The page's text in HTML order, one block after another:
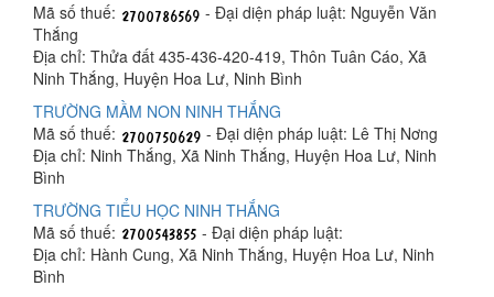
Mã số thuế:
- Đại diện pháp luật: Nguyễn Văn
Thắng
Địa chỉ: Thửa đất 435-436-420-419, Thôn Tuân Cáo, Xã
Ninh Thắng, Huyện Hoa Lư, Ninh Bình
TRƯỜNG MẦM NON NINH THẮNG
Mã số thuế:
- Đại diện pháp luật: Lê Thị Nơng
Địa chỉ: Ninh Thắng, Xã Ninh Thắng, Huyện Hoa Lư, Ninh
Bình
TRƯỜNG TIỂU HỌC NINH THẮNG
Mã số thuế:
- Đại diện pháp luật:
Địa chỉ: Hành Cung, Xã Ninh Thắng, Huyện Hoa Lư, Ninh
Bình